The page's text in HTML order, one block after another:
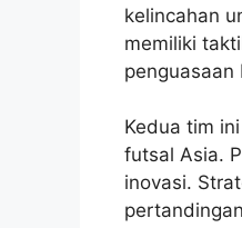
kelincahan
memiliki
penguasaan
Kedua tim
futsal Asia.
inovasi.